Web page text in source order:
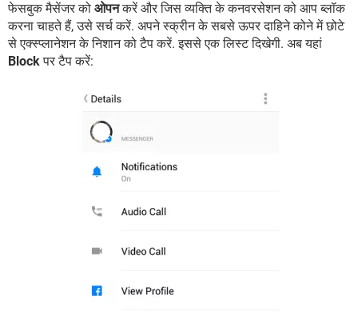
फेसबुक मैसेंजर को ओपनकरें और जिस व्यक्ति के कनवरसेशन को आप ब्लॉक
करना चाहते हैं, उसे सर्च करें. अपने स्क्रीन के सबसे ऊपर दाहिने कोने में छोटे
से एक्स्प्लानेशन के निशान को टैप करें. इससे एक लिस्ट दिखेगी. अब यहां
Blockपर टैप करें: